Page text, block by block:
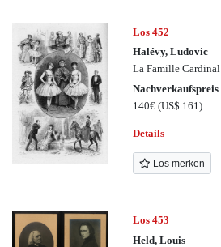
Los 452
Halévy, Ludovic
La Famille Cardinal
Nachverkaufspreis
140€(US$ 161)
Details
Los merken
Los 453
Held, Louis